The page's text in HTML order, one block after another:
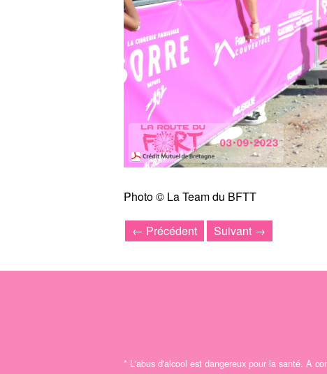
Photo © La Team du BFTT
← Précédent Suivant →
* L'abus d'alcool est dangereux pour la santé. A